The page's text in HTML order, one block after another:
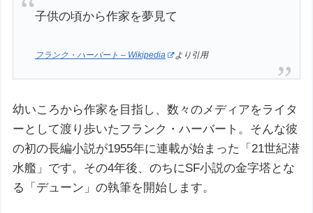
子供の頃から作家を夢見て
フランク・ハーバート – Wikipedia より引用
幼いころから作家を目指し、数々のメディアをライタ
ーとして渡り歩いたフランク・ハーバート。そんな彼
の初の長編小説が1955年に連載が始まった「21世紀潜
水艦」です。その4年後、のちにSF小説の金字塔とな
る「デューン」の執筆を開始します。